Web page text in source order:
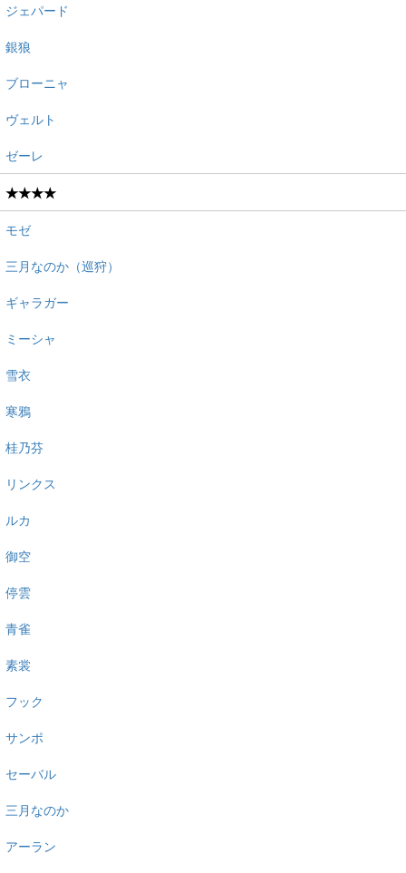
ジェパード
銀狼
ブローニャ
ヴェルト
ゼーレ
★★★★
モゼ
三月なのか（巡狩）
ギャラガー
ミーシャ
雪衣
寒鴉
桂乃芬
リンクス
ルカ
御空
停雲
青雀
素裳
フック
サンポ
セーバル
三月なのか
アーラン